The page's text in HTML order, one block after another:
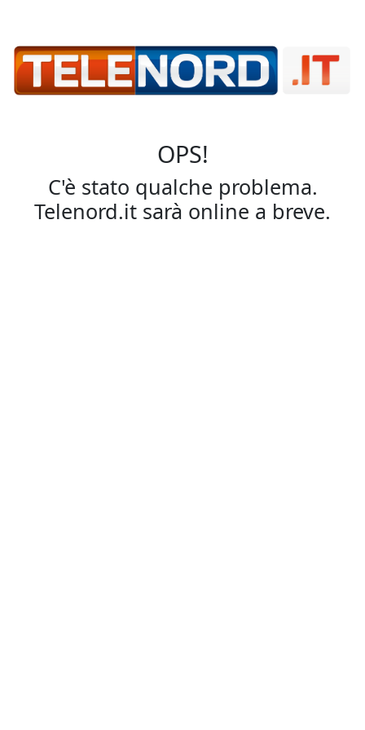
OPS!
C'è stato qualche problema.
Telenord.it sarà online a breve.